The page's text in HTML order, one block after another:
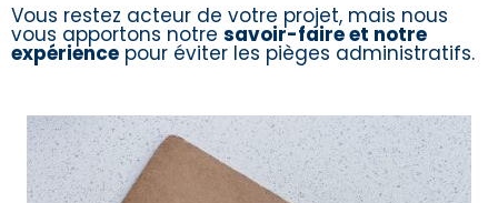
Vous restez acteur de votre projet, mais nous
vous apportons notre savoir-faire et notre
expérience pour éviter les pièges administratifs.